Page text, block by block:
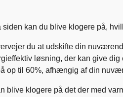
kan du blive klogere på,
du at udskifte din
løsning, der kan give
op til 60%, afhængig af din
blive klogere på det der med